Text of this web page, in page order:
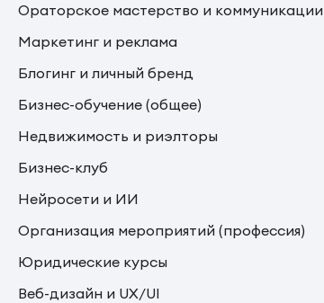
Ораторское мастерство и коммуникации
Маркетинг и реклама
Блогинг и личный бренд
Бизнес-обучение (общее)
Недвижимость и риэлторы
Бизнес-клуб
Нейросети и ИИ
Организация мероприятий (профессия)
Юридические курсы
Веб-дизайн и UX/UI